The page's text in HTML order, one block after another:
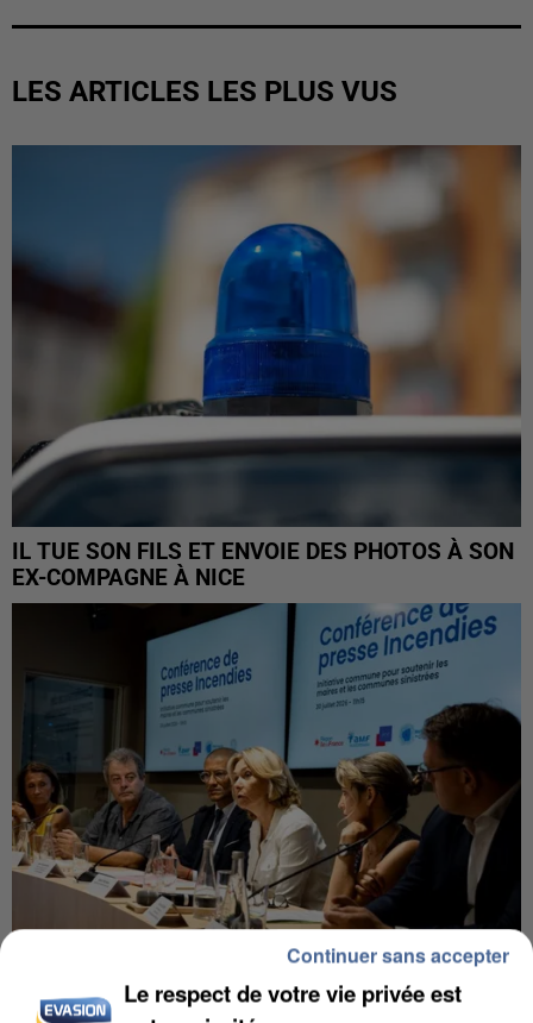
LES ARTICLES LES PLUS VUS
IL TUE SON FILS ET ENVOIE DES PHOTOS À SON
EX-COMPAGNE À NICE
INCENDIES : L’ÎLE-DE-FRANCE LANCE UN ÉLAN
Le respect de votre vie privée est
Continuer sans accepter